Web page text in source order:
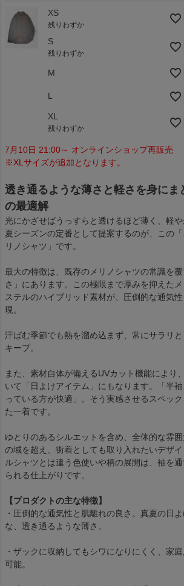
XS
残りわずか
S
残りわずか
M
L
XL
残りわずか
7月10日 21:00～ オンラインショップ再販売
※XLサイズが追加となります。
透き通るような薄さと軽さを身にま
の最適解
光にかざせばうっすらと透けるほど薄く、軽
夏シーズンの定番として提案するのが、この
リノシャツ」です。
最大の特徴は、既存のメリノシャツの常識を
さ」にあります。この極限まで厚みを抑えた
ステルのハイブリッド素材が、圧倒的な通気
現。
汗ばむ季節でも熱を溜め込まず、常にサラリ
キープ。
また、素材自体が備えるUVカット機能により
いて「日よけアイテム」にもなります。「半
っている方が快適」。そう実感させるスペッ
た一着です。
ゆとりのあるシルエットを含め、全体的な雰
の域を超え、街着としても取り入れたいデザ
ルシャツとは違う色使いや柄の展開は、袖を
られる仕上がりです。
【プロダクトの主な特徴】
・圧倒的な通気性と肌離れの良さ。真夏の日
な、透き通るような薄さ。
・ザックに収納してもシワになりにくく、家
可能。